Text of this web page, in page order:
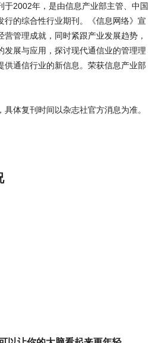
于2002年，是由信息产业部主管、中国
行的综合性行业期刊。《信息网络》宣
管理成就，同时紧跟产业发展趋势，
发展与应用，探讨现代通信业的管理理
供通信行业的新信息。荣获信息产业部
具体复刊时间以杂志社官方消息为准。